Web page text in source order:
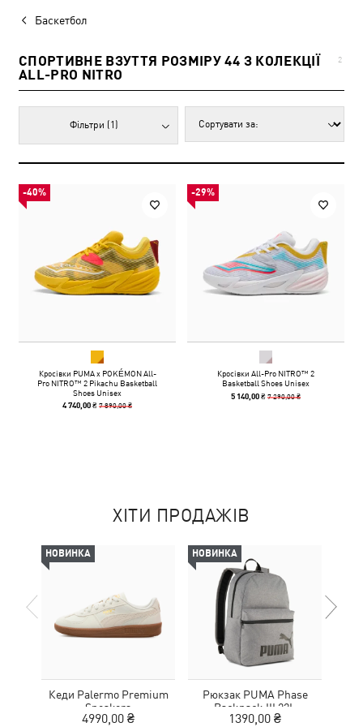
Баскетбол
СПОРТИВНЕ ВЗУТТЯ РОЗМІРУ 44 З КОЛЕКЦІЇ
ALL-PRO NITRO
2
Фільтри (1)
-40%
Кросівки PUMA x POKÉMON All-
Pro NITRO™ 2 Pikachu Basketball
Shoes Unisex
4 740,00 ₴7 890,00 ₴
-29%
Кросівки All-Pro NITRO™ 2
Basketball Shoes Unisex
5 140,00 ₴7 290,00 ₴
ХІТИ ПРОДАЖІВ
НОВИНКА
Кеди Palermo Premium
Sneakers
4990,00 ₴
НОВИНКА
Рюкзак PUMA Phase
Backpack III 22L
1390,00 ₴